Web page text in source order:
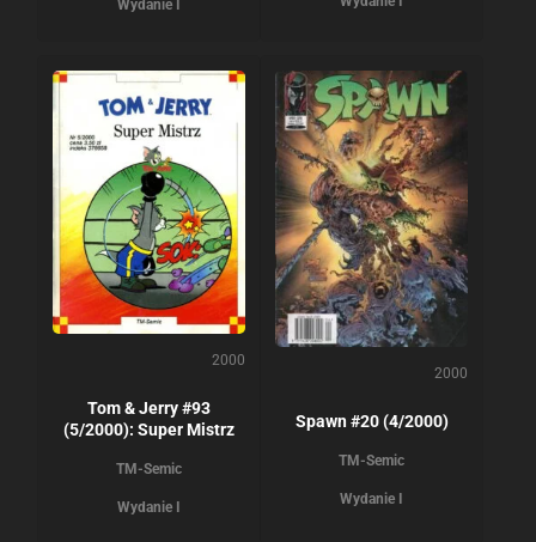
Wydanie I
2000
Tom & Jerry #93
(5/2000): Super Mistrz
TM-Semic
Wydanie I
2000
Spawn #20 (4/2000)
TM-Semic
Wydanie I